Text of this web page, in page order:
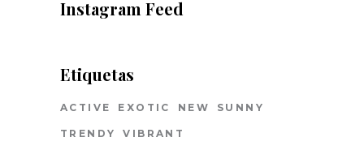
Instagram Feed
Etiquetas
ACTIVE EXOTIC NEW SUNNY
TRENDY VIBRANT